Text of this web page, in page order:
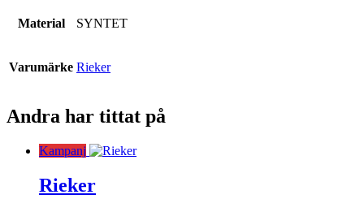
Material SYNTET
Varumärke Rieker
Andra har tittat på
Kampanj
Rieker